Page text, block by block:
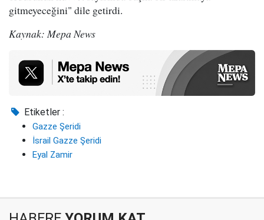
gitmeyeceğini" dile getirdi.
Kaynak: Mepa News
Etiketler :
Gazze Şeridi
İsrail Gazze Şeridi
Eyal Zamir